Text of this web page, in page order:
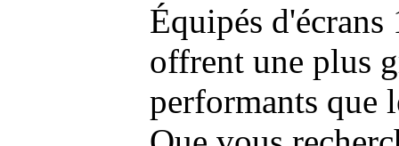
Équipés
offrent une plus
performants que